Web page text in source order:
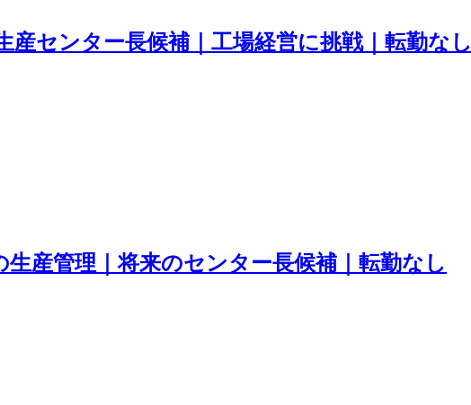
産センター長候補｜工場経営に挑戦｜転勤なし
産管理｜将来のセンター長候補｜転勤なし